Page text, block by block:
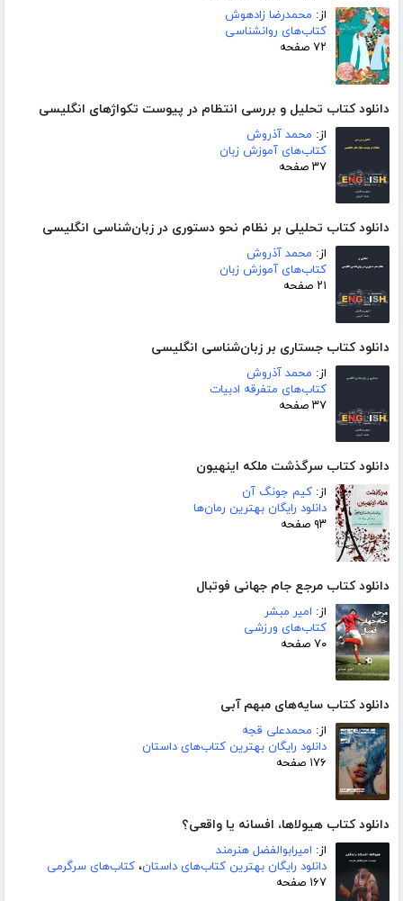
از: محمدرضا زادهوش
کتاب‌های روانشناسی
۷۲ صفحه
دانلود کتاب تحلیل و بررسی انتظام در پیوست تکواژهای انگلیسی
از: محمد آذروش
کتاب‌های آموزش زبان
۳۷ صفحه
دانلود کتاب تحلیلی بر نظام نحو دستوری در زبان‌شناسی انگلیسی
از: محمد آذروش
کتاب‌های آموزش زبان
۲۱ صفحه
دانلود کتاب جستاری بر زبان‌شناسی انگلیسی
از: محمد آذروش
کتاب‌های متفرقه ادبیات
۳۷ صفحه
دانلود کتاب سرگذشت ملکه اینهیون
از: کیم جونگ آن
دانلود رایگان بهترین رمان‌ها
۹۳ صفحه
دانلود کتاب مرجع جام جهانی فوتبال
از: امیر مبشر
کتاب‌های ورزشی
۷۰ صفحه
دانلود کتاب سایه‌های مبهم آبی
از: محمدعلی قجه
دانلود رایگان بهترین کتاب‌های داستان
۱۷۶ صفحه
دانلود کتاب هیولاها، افسانه یا واقعی؟
از: امیرابوالفضل هنرمند
دانلود رایگان بهترین کتاب‌های داستان، کتاب‌های سرگرمی
۱۶۷ صفحه